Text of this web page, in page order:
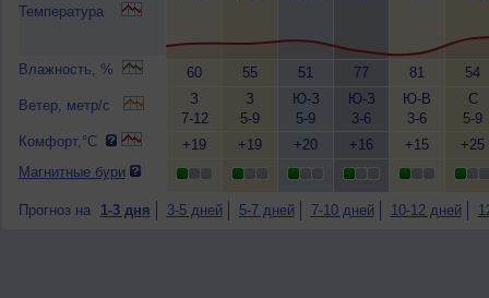
Температура
Влажность, %
Ветер, метр/с
Комфорт,°C
Магнитные бури
60
З
7-12
+19
55
З
5-9
+19
51
Ю-З
5-9
+20
77
Ю-З
3-6
+16
81
Ю-В
3-6
+15
54
С
5-9
+25
Прогноз на 1-3 дня 3-5 дней 5-7 дней 7-10 дней 10-12 дней